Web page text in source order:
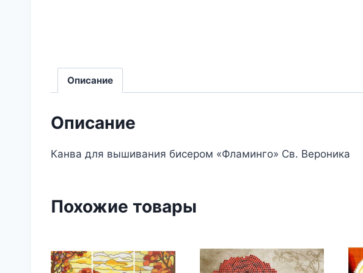
Описание
Описание
Канва для вышивания бисером «Фламинго» Св. Вероника
Похожие товары